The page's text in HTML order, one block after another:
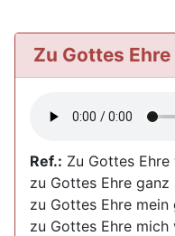
Zu Gottes
Ref.: Zu Gottes
zu Gottes Ehre ganz
zu Gottes Ehre mein
zu Gottes Ehre mich